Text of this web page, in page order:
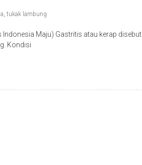
, tukak lambung
Maju) Gastritis atau kerap disebut
Kondisi